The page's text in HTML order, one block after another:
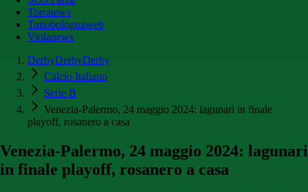
Toronews
Tuttobolognaweb
Violanews
DerbyDerbyDerby
Calcio Italiano
Serie B
Venezia-Palermo, 24 maggio 2024: lagunari in finale
playoff, rosanero a casa
Venezia-Palermo, 24 maggio 2024: lagunari
in finale playoff, rosanero a casa